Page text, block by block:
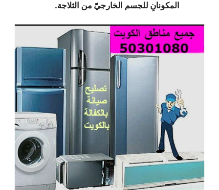
المكونانِ للجسم الخارجيّ من الثلاجة.